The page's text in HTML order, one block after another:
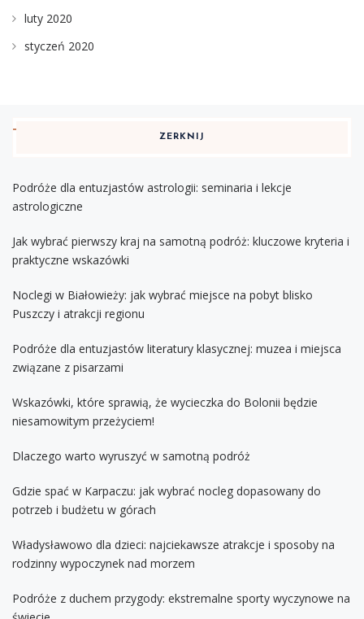
luty 2020
styczeń 2020
ZERKNIJ
Podróże dla entuzjastów astrologii: seminaria i lekcje
astrologiczne
Jak wybrać pierwszy kraj na samotną podróż: kluczowe kryteria i
praktyczne wskazówki
Noclegi w Białowieży: jak wybrać miejsce na pobyt blisko
Puszczy i atrakcji regionu
Podróże dla entuzjastów literatury klasycznej: muzea i miejsca
związane z pisarzami
Wskazówki, które sprawią, że wycieczka do Bolonii będzie
niesamowitym przeżyciem!
Dlaczego warto wyruszyć w samotną podróż
Gdzie spać w Karpaczu: jak wybrać nocleg dopasowany do
potrzeb i budżetu w górach
Władysławowo dla dzieci: najciekawsze atrakcje i sposoby na
rodzinny wypoczynek nad morzem
Podróże z duchem przygody: ekstremalne sporty wyczynowe na